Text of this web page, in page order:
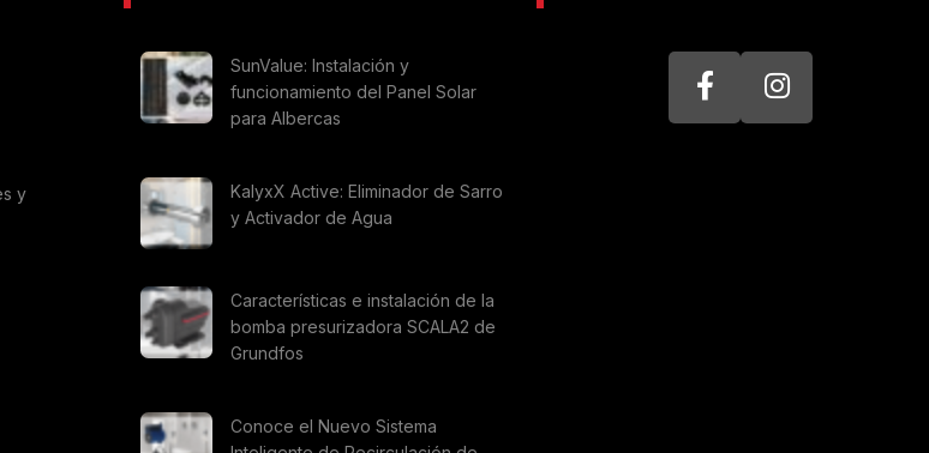
y
SunValue: Instalación y
funcionamiento del Panel Solar
para Albercas
KalyxX Active: Eliminador de Sarro
y Activador de Agua
Características e instalación de la
bomba presurizadora SCALA2 de
Grundfos
Conoce el Nuevo Sistema